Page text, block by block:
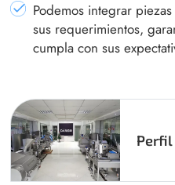
Podemos integrar
sus requerimientos,
cumpla con sus
Perfil